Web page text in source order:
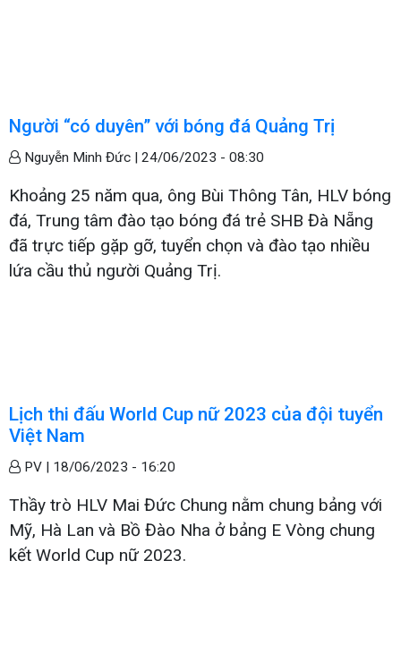
Người “có duyên” với bóng đá Quảng Trị
Nguyễn Minh Đức | 24/06/2023 - 08:30
Khoảng 25 năm qua, ông Bùi Thông Tân, HLV bóng
đá, Trung tâm đào tạo bóng đá trẻ SHB Đà Nẵng
đã trực tiếp gặp gỡ, tuyển chọn và đào tạo nhiều
lứa cầu thủ người Quảng Trị.
Lịch thi đấu World Cup nữ 2023 của đội tuyển
Việt Nam
PV | 18/06/2023 - 16:20
Thầy trò HLV Mai Đức Chung nằm chung bảng với
Mỹ, Hà Lan và Bồ Đào Nha ở bảng E Vòng chung
kết World Cup nữ 2023.